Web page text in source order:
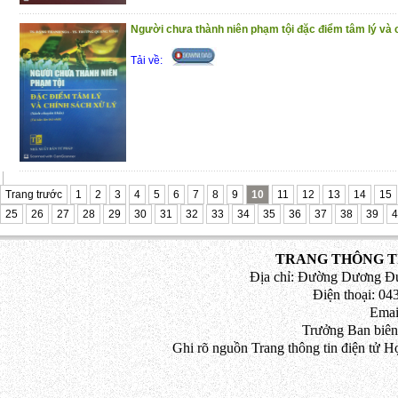
Chương 2. QUYỀN SỐNG, QUYỀN
VỀ TÍNH MẠNG, SỨC KHOẺ, THÂN
Chương 3. QUYỀN HIẾN, NHẬN MÔ,
VÀ HIẾN, LẤY XÁC CỦA CÁ NHÂN
Chương 4. QUYỀN VỀ ĐỜI SỐNG
NHÂN, BÍ MẬT GIA ĐÌNH
Chương 5. QUYỀN CỦA CÁ NHÂN ĐỐI
Chương 6. QUYỀN NHÂN THÂN CỦA
ĐỒNG TÍNH NAM, SONG TÍNH,
Trân trọng giới thiệu đến bạn đọc !
(25/11/2020)
Người chưa thành niên phạm tội đặc điểm tâm lý và
Tải về:
Trang trước 1 2 3 4 5 6 7 8 9 10 11 12 13 14
15
25
26 27 28 29 30 31 32 33 34 35 36 37 38 39
TRANG THÔNG
Địa chỉ: Đường Dương
Điện thoại:
Trưởng Ban
Ghi rõ nguồn Trang thông tin điện tử